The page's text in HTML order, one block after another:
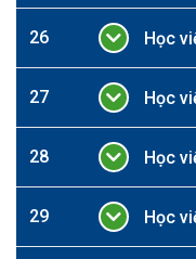
26 Học
27 Học
28 Học
29 Học